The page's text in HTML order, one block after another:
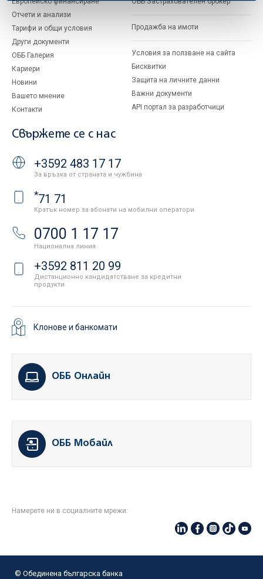
Отчети и анализи
Тарифи и общи условия
Други документи
ОББ Галерия
Кариери
Новини
Вашето мнение
Контакти
Продажба на имоти
Условия за ползване на сайта
Бисквитки
Защита на личните данни
Важни документи
API портал за разработчици
Свържете се с нас
+3592 483 17 17
За връзка от страната и чужбина
*71 71
Кратък номер за абонати на мобилни оператори
0700 1 17 17
Национална линия
+3592 811 20 99
Дистанционно кандидатстване за кредитни
продукти
Клонове и банкомати
ОББ Онлайн
ОББ Мобайл
Намерете ни в социалните мрежи:
© Oбединена българска банка